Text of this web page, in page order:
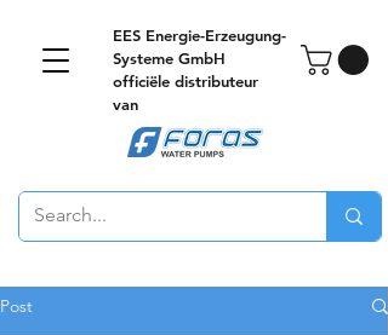
EES Energie-Erzeugung-
Systeme GmbH
officiële distributeur
van
Post